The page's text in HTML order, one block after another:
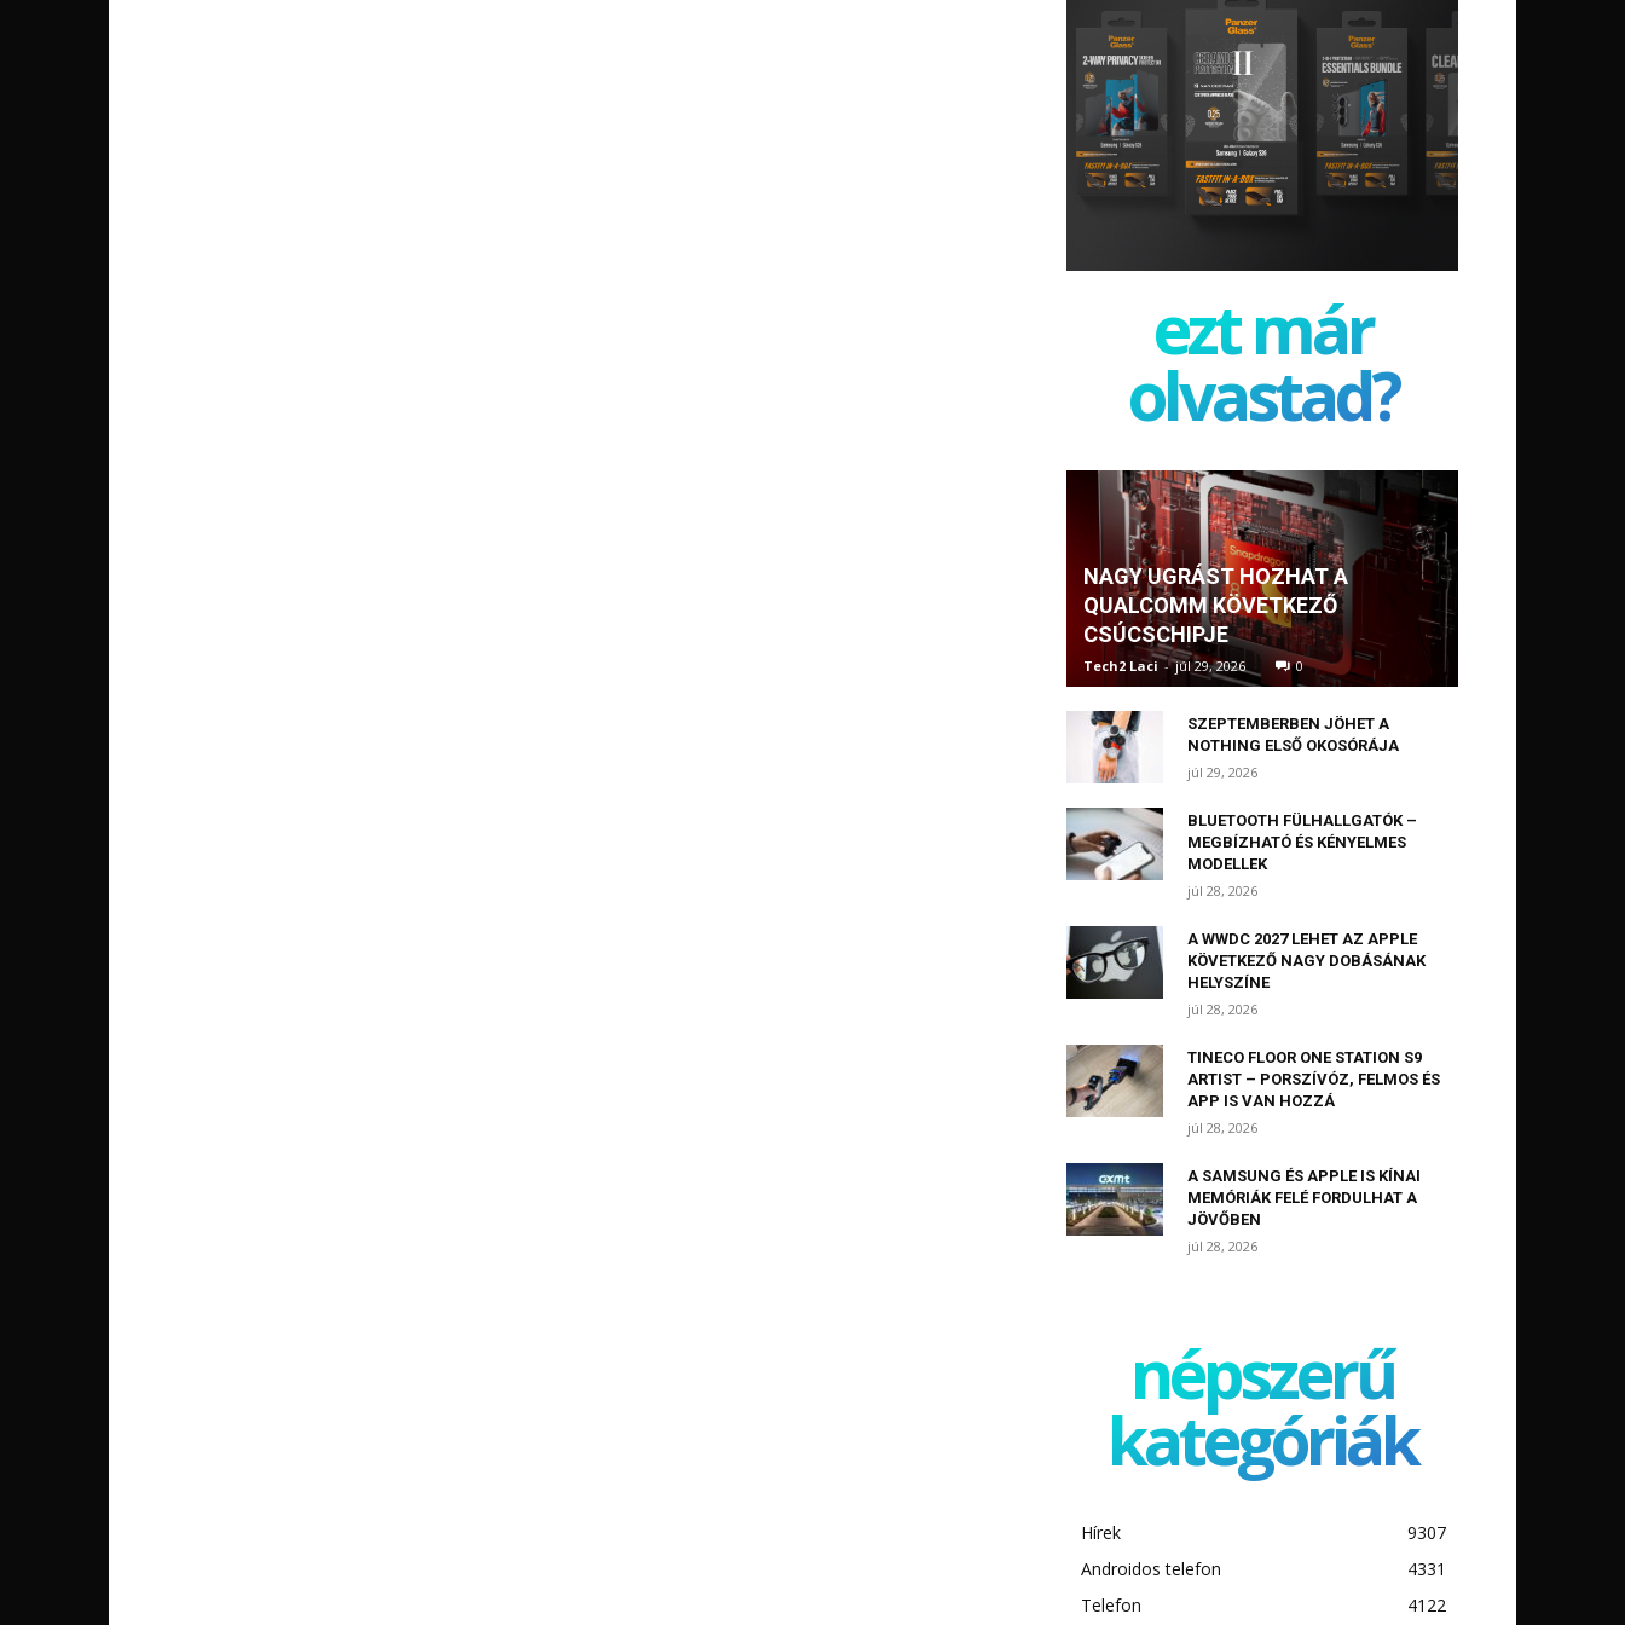
ezt már
olvastad?
NAGY UGRÁST HOZHAT A
QUALCOMM KÖVETKEZŐ
CSÚCSCHIPJE
Tech2 Laci - júl 29, 2026 0
SZEPTEMBERBEN JÖHET A
NOTHING ELSŐ OKOSÓRÁJA
júl 29, 2026
BLUETOOTH FÜLHALLGATÓK –
MEGBÍZHATÓ ÉS KÉNYELMES
MODELLEK
júl 28, 2026
A WWDC 2027 LEHET AZ APPLE
KÖVETKEZŐ NAGY DOBÁSÁNAK
HELYSZÍNE
júl 28, 2026
TINECO FLOOR ONE STATION S9
ARTIST – PORSZÍVÓZ, FELMOS ÉS
APP IS VAN HOZZÁ
júl 28, 2026
A SAMSUNG ÉS APPLE IS KÍNAI
MEMÓRIÁK FELÉ FORDULHAT A
JÖVŐBEN
júl 28, 2026
népszerű
kategóriák
Hírek
9307
Androidos telefon
4331
Telefon
4122